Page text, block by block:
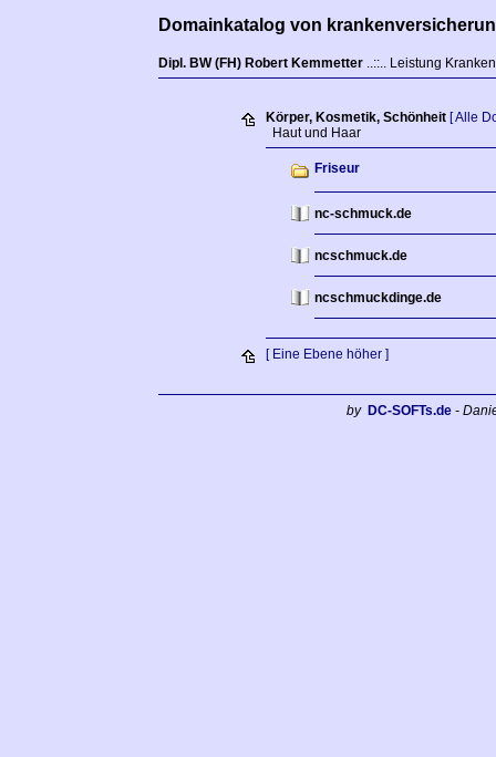
Domainkatalog von
Dipl. BW (FH) Robert Kemmetter ..::.. Leistung
Körper, Kosmetik, Schönheit [ Alle
Haut und Haar
Friseur
nc-schmuck.de
ncschmuck.de
ncschmuckdinge.de
[ Eine Ebene höher ]
by DC-SOFTs.de -